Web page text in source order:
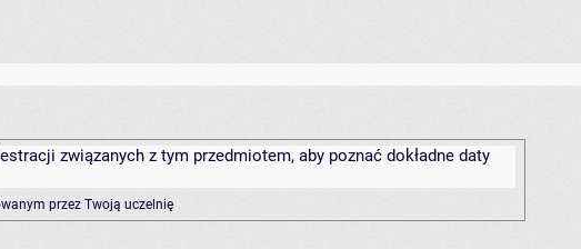
związanych z tym przedmiotem, aby poznać dokładne daty
przez Twoją uczelnię